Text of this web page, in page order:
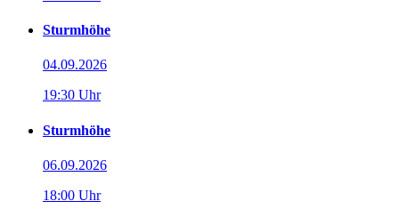
Sturmhöhe
04.09.2026
19:30 Uhr
Sturmhöhe
06.09.2026
18:00 Uhr